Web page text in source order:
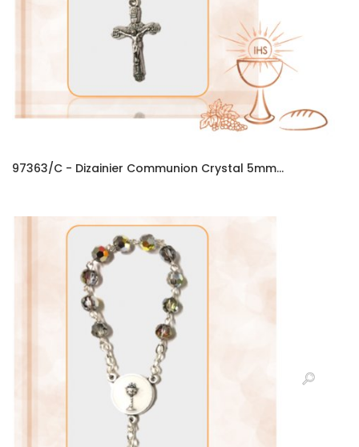
97363/C - Dizainier Communion Crystal 5mm...